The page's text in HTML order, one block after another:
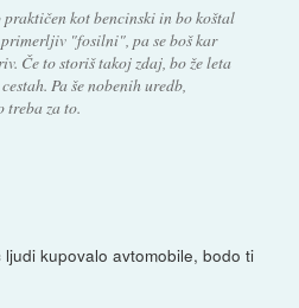
kot bencinski in bo koštal
"fosilni", pa se boš kar
Če to storiš takoj zdaj, bo že leta
Pa še nobenih uredb,
treba za to.
kupovalo avtomobile, bodo ti